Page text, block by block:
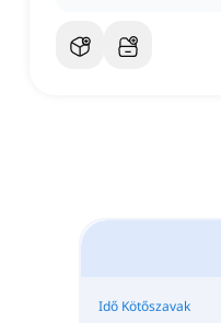
Idő Kötőszavak